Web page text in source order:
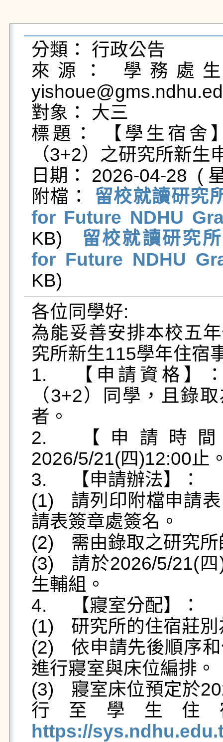
分類： 行政公告
來源： 學務處
對象： 大三
標題： 【學生宿舍
（3+2）之研究所新
日期： 2026-04-28  (
附檔： 留校就讀研究
for Future NDHU
KB) 留校就讀研究
for Future NDHU
KB)
各位同學好:
為能妥善安排本校五
究所新生115學年住宿
1.	【申請資格】：本校五年修讀學碩士學位
（3+2）同學，且錄
者。
2.	【申請時間】： 2026/5/11(一)至
2026/5/21(四)12:00止
3.	【申請辦法】：
(1)	請列印附檔申請表，確實填寫相關資料，並於申
請表簽章處簽名。
(2)	需由錄取之研究所師長或系所主任簽章確認。
(3)	請於2026/5/21(四)12:00前繳交申請表至學務處
生輔組。
4.	【寢室分配】：
(1)	研究所的住宿莊別為擷雲莊與行雲莊四樓為主。
(2)	依申請先後順序和住宿志願安排，需配合生輔組
進行寢室與床位編排。
(3)	寢室床位預定於2026/05/27(三)12:00公佈，請自
行至學生住
https://